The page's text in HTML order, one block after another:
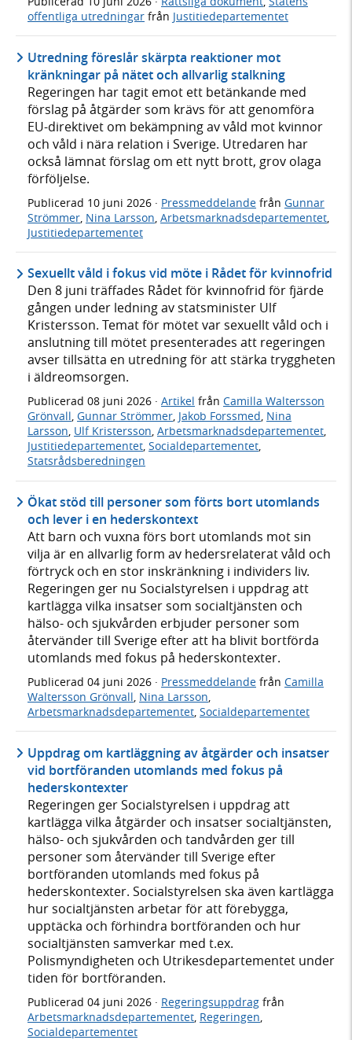
offentliga utredningar från Justitiedepartementet
Utredning föreslår skärpta reaktioner mot
kränkningar på nätet och allvarlig stalkning
Regeringen har tagit emot ett betänkande med
förslag på åtgärder som krävs för att genomföra
EU-direktivet om bekämpning av våld mot kvinnor
och våld i nära relation i Sverige. Utredaren har
också lämnat förslag om ett nytt brott, grov olaga
förföljelse.
Publicerad 10 juni 2026 · Pressmeddelande från Gunnar
Strömmer Nina Larsson Arbetsmarknadsdepartementet
Justitiedepartementet
Sexuellt våld i fokus vid möte i Rådet för kvinnofrid
Den 8 juni träffades Rådet för kvinnofrid för fjärde
gången under ledning av statsminister Ulf
Kristersson. Temat för mötet var sexuellt våld och i
anslutning till mötet presenterades att regeringen
avser tillsätta en utredning för att stärka tryggheten
i äldreomsorgen.
Publicerad 08 juni 2026 · Artikel från Camilla Waltersson
Grönvall, Gunnar Strömmer, Jakob Forssmed, Nina
Larsson, Ulf Kristersson, Arbetsmarknadsdepartementet,
Justitiedepartementet, Socialdepartementet,
Statsrådsberedningen
Ökat stöd till personer som förts bort utomlands
och lever i en hederskontext
Att barn och vuxna förs bort utomlands mot sin
vilja är en allvarlig form av hedersrelaterat våld och
förtryck och en stor inskränkning i individers liv.
Regeringen ger nu Socialstyrelsen i uppdrag att
kartlägga vilka insatser som socialtjänsten och
hälso- och sjukvården erbjuder personer som
återvänder till Sverige efter att ha blivit bortförda
utomlands med fokus på hederskontexter.
Publicerad 04 juni 2026 · Pressmeddelande från Camilla
Waltersson Grönvall, Nina Larsson,
Arbetsmarknadsdepartementet, Socialdepartementet
Uppdrag om kartläggning av åtgärder och insatser
vid bortföranden utomlands med fokus på
hederskontexter
Regeringen ger Socialstyrelsen i uppdrag att
kartlägga vilka åtgärder och insatser socialtjänsten,
hälso- och sjukvården och tandvården ger till
personer som återvänder till Sverige efter
bortföranden utomlands med fokus på
hederskontexter. Socialstyrelsen ska även kartlägga
hur socialtjänsten arbetar för att förebygga,
upptäcka och förhindra bortföranden och hur
socialtjänsten samverkar med t.ex.
Polismyndigheten och Utrikesdepartementet under
tiden för bortföranden.
Publicerad 04 juni 2026 · Regeringsuppdrag från
Arbetsmarknadsdepartementet Regeringen
Socialdepartementet